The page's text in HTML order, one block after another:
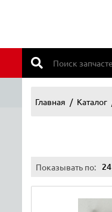
Главная Каталог
Показывать по: 24